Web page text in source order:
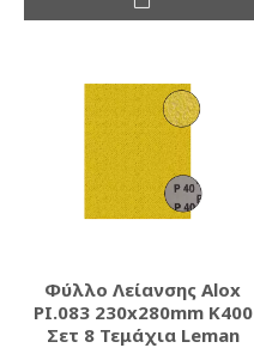
Φύλλο Λείανσης Alox
PI.083 230x280mm K400
Σετ 8 Τεμάχια Leman